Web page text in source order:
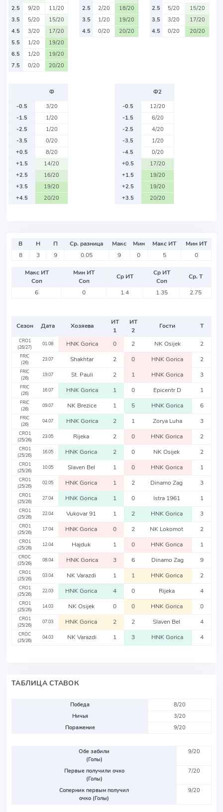
2.5
9/20
11/20
3.5
5/20
15/20
4.5
3/20
17/20
5.5
1/20
19/20
6.5
1/20
19/20
7.5
0/20 20/20
2.5
2/20
18/20
3.5
1/20
19/20
4.5
0/20 20/20
2.5
5/20
15/20
3.5
3/20
17/20
4.5
0/20 20/20
Ф
-0.5
3/20
-1.5
1/20
-2.5
1/20
-3.5
0/20
+0.5
8/20
+1.5
14/20
+2.5
16/20
+3.5
19/20
+4.5
20/20
Ф2
-0.5
12/20
-1.5
6/20
-2.5
4/20
-3.5
1/20
-4.5
0/20
+0.5
17/20
+1.5
19/20
+2.5
19/20
+3.5
20/20
В Н П Ср. разница Макс Мин Макс ИТ
Мин ИТ
8
3 9 0.05 9 0 5 0
Макс ИТ
Соп
Мин ИТ
Соп
Ср ИТ
Ср ИТ
Соп
Ср. Т
6
0 1.4 1.35 2.75
Сезон Дата Хозяева
ИТ
1
ИТ
2
Гости Т
CRO1
(26/27)
01.08 HNK Gorica 0 2 NK Osijek 2
FRIC
(26)
23.07 Shakhtar 2 0 HNK Gorica 2
FRIC
(26)
19.07 St. Pauli 2 1 HNK Gorica 3
FRIC
(26)
16.07 HNK Gorica 1 0 Epicentr D 1
FRIC
(26)
09.07 NK Brezice 1 5 HNK Gorica 6
FRIC
(26)
04.07 HNK Gorica 2 1 Zorya Luha 3
CRO1
(25/26)
23.05 Rijeka 2 0 HNK Gorica 2
CRO1
(25/26)
16.05 HNK Gorica 2 0 NK Osijek 2
CRO1
(25/26)
10.05 Slaven Bel 1 0 HNK Gorica 1
CRO1
(25/26)
02.05 HNK Gorica 1 2 Dinamo Zag 3
CRO1
(25/26)
27.04 HNK Gorica 1 0 Istra 1961 1
CRO1
(25/26)
22.04 Vukovar 91 1 2 HNK Gorica 3
CRO1
(25/26)
17.04 HNK Gorica 0 2 NK Lokomot 2
CRO1
(25/26)
12.04 Hajduk 1 0 HNK Gorica 1
CROC
(25/26)
08.04 HNK Gorica 3 6 Dinamo Zag 9
CRO1
(25/26)
03.04 NK Varazdi 1 1 HNK Gorica 2
CRO1
(25/26)
22.03 HNK Gorica 4 0 Rijeka 4
CRO1
(25/26)
14.03 NK Osijek 0 0 HNK Gorica 0
CRO1
(25/26)
07.03 HNK Gorica 2 2 Slaven Bel 4
CROC
(25/26)
04.03 NK Varazdi 1 3 HNK Gorica 4
ТАБЛИЦА СТАВОК
Победа
8/20
Ничья
3/20
Поражение
9/20
Обе забили
(Голы)
9/20
Первые получили очко
(Голы)
7/20
Соперник первым получил
очко (Голы)
9/20